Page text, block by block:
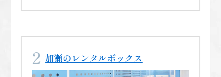
加瀬のレンタルボックス